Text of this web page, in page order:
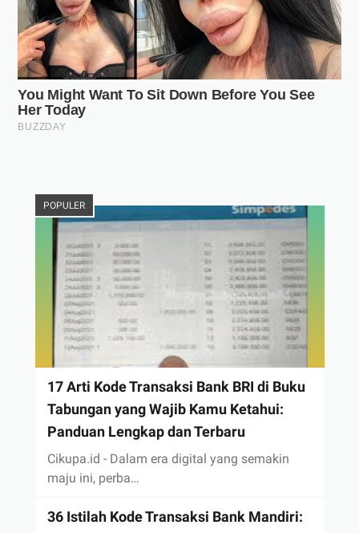
POPULER
17 Arti Kode Transaksi Bank BRI di Buku
Tabungan yang Wajib Kamu Ketahui:
Panduan Lengkap dan Terbaru
Cikupa.id - Dalam era digital yang semakin
maju ini, perba…
36 Istilah Kode Transaksi Bank Mandiri: